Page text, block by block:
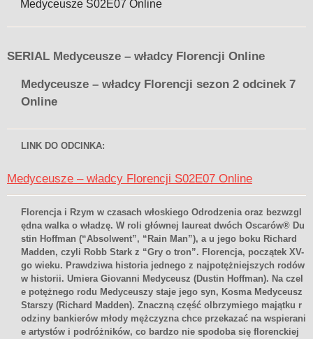
Medyceusze S02E07 Online
SERIAL Medyceusze – władcy Florencji Online
Medyceusze – władcy Florencji sezon 2 odcinek 7
Online
LINK DO ODCINKA:
Medyceusze – władcy Florencji S02E07 Online
Florencja i Rzym w czasach włoskiego Odrodzenia oraz bezwzgl
ędna walka o władzę. W roli głównej laureat dwóch Oscarów® Du
stin Hoffman (“Absolwent”, “Rain Man”), a u jego boku Richard
Madden, czyli Robb Stark z “Gry o tron”. Florencja, początek XV-
go wieku. Prawdziwa historia jednego z najpotężniejszych rodów
w historii. Umiera Giovanni Medyceusz (Dustin Hoffman). Na czel
e potężnego rodu Medyceuszy staje jego syn, Kosma Medyceusz
Starszy (Richard Madden). Znaczną część olbrzymiego majątku r
odziny bankierów młody mężczyzna chce przekazać na wspierani
e artystów i podróżników, co bardzo nie spodoba się florenckiej